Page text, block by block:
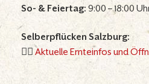
So- & Feiertag:9:00 – 18:00
Selberpflücken Salzburg:
👉🏼Aktuelle Ernteinfos und